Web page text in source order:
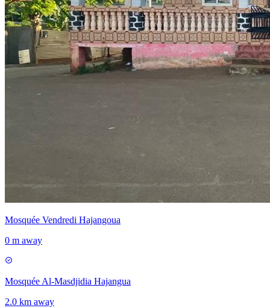
Mosquée Vendredi Hajangoua
0 m away
Mosquée Al-Masdjidia Hajangua
2.0 km away